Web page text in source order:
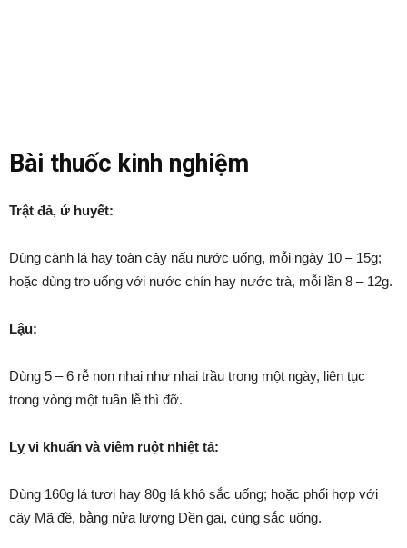
Bài thuốc kinh nghiệm
Trật đả, ứ huyết:
Dùng cành lá hay toàn cây nấu nước uống, mỗi ngày 10 – 15g;
hoặc dùng tro uống với nước chín hay nước trà, mỗi lần 8 – 12g.
Lậu:
Dùng 5 – 6 rễ non nhai như nhai trầu trong một ngày, liên tục
trong vòng một tuần lễ thì đỡ.
Lỵ vi khuẩn và viêm ruột nhiệt tả:
Dùng 160g lá tươi hay 80g lá khô sắc uống; hoặc phối hợp với
cây Mã đề, bằng nửa lượng Dền gai, cùng sắc uống.